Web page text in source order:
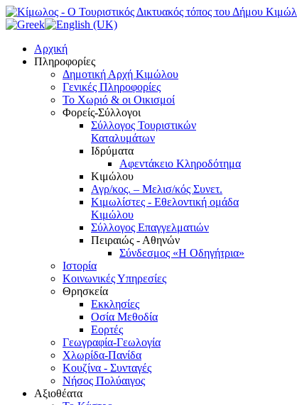
Αρχική
Πληροφορίες
Δημοτική Αρχή Κιμώλου
Γενικές Πληροφορίες
Το Xωριό & οι Οικισμοί
Φορείς-Σύλλογοι
Σύλλογος Τουριστικών
Καταλυμάτων
Ιδρύματα
Αφεντάκειο Κληροδότημα
Κιμώλου
Αγρ/κος. – Μελισ/κός Συνετ.
Κιμωλίστες - Εθελοντική ομάδα
Κιμώλου
Σύλλογος Επαγγελματιών
Πειραιώς - Αθηνών
Σύνδεσμος «Η Οδηγήτρια»
Ιστορία
Κοινωνικές Υπηρεσίες
Θρησκεία
Εκκλησίες
Οσία Μεθοδία
Εορτές
Γεωγραφία-Γεωλογία
Χλωρίδα-Πανίδα
Κουζίνα - Συνταγές
Νήσος Πολύαιγος
Αξιοθέατα